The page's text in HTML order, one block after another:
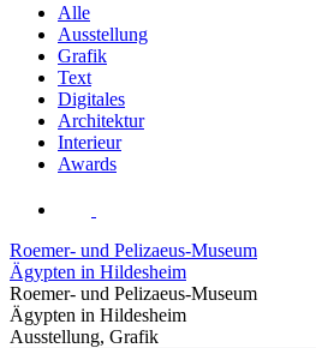
Alle
Ausstellung
Grafik
Text
Digitales
Architektur
Interieur
Awards
Roemer- und Pelizaeus-Museum
Ägypten in Hildesheim
Roemer- und Pelizaeus-Museum
Ägypten in Hildesheim
Ausstellung, Grafik